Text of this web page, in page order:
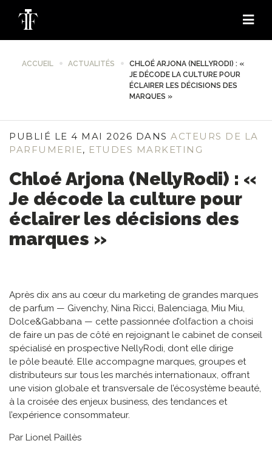
ACCUEIL ACTUALITÉS
CHLOÉ ARJONA (NELLYRODI) : «
JE DÉCODE LA CULTURE POUR
ÉCLAIRER LES DÉCISIONS DES
MARQUES »
PUBLIÉ LE 4 MAI 2026 DANS ACTEURS DE LA
PARFUMERIE, ETUDES MARKETING
Chloé Arjona (NellyRodi) : «
Je décode la culture pour
éclairer les décisions des
marques »
Après dix ans au cœur du marketing de grandes marques
de parfum — Givenchy, Nina Ricci, Balenciaga, Miu Miu,
Dolce&Gabbana — cette passionnée d’olfaction a choisi
de faire un pas de côté en rejoignant le cabinet de conseil
spécialisé en prospective NellyRodi, dont elle dirige
le pôle beauté. Elle accompagne marques, groupes et
distributeurs sur tous les marchés internationaux, offrant
une vision globale et transversale de l’écosystème beauté,
à la croisée des enjeux business, des tendances et
l’expérience consommateur.
Par Lionel Paillès